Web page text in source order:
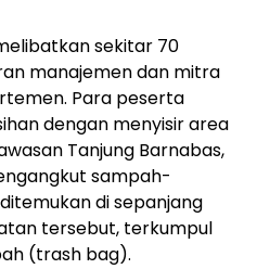
sekitar 70
manajemen dan mitra
Para peserta
dengan menyisir area
Tanjung Barnabas,
sampah-
di sepanjang
tersebut, terkumpul
(trash bag).